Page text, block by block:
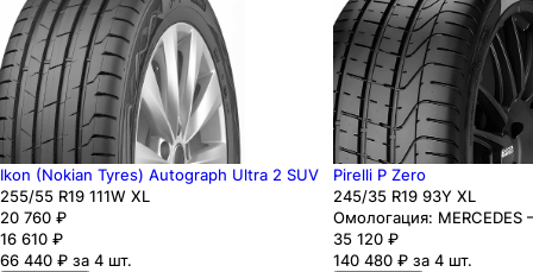
Ikon (Nokian Tyres) Autograph Ultra 2 SUV
255/55 R19 111W XL
20 760 ₽
16 610 ₽
66 440 ₽ за 4 шт.
Pirelli P Zero
245/35 R19 93Y XL
Омологация:
35 120 ₽
140 480 ₽ за 4 шт.